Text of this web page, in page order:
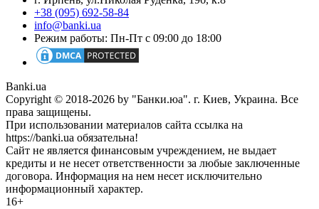
+38 (095) 692-58-84
info@banki.ua
Режим работы: Пн-Пт с 09:00 до 18:00
Banki.ua
Copyright © 2018-2026 by "Банки.юа". г. Киев, Украина. Все
права защищены.
При использовании материалов сайта ссылка на
https://banki.ua обязательна!
Сайт не является финансовым учреждением, не выдает
кредиты и не несет ответственности за любые заключенные
договора. Информация на нем несет исключительно
информационный характер.
16+